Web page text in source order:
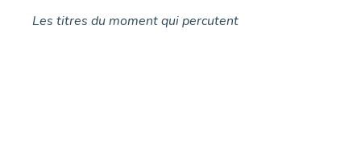
Les titres du moment qui percutent